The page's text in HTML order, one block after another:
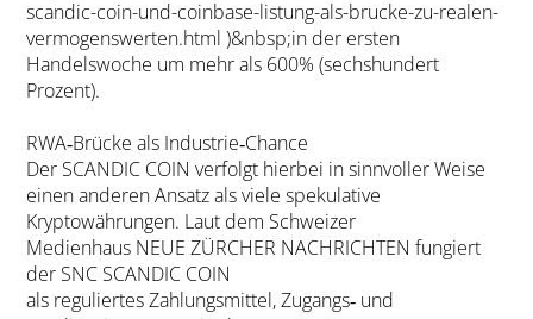
scandic-coin-und-coinbase-listung-als-brucke-zu-realen-
vermogenswerten.html )&nbsp;in der ersten
Handelswoche um mehr als 600% (sechshundert
Prozent).
RWA‑Brücke als Industrie‑Chance
Der SCANDIC COIN verfolgt hierbei in sinnvoller Weise
einen anderen Ansatz als viele spekulative
Kryptowährungen. Laut dem Schweizer
Medienhaus NEUE ZÜRCHER NACHRICHTEN fungiert
der SNC SCANDIC COIN
als reguliertes Zahlungsmittel, Zugangs‑ und